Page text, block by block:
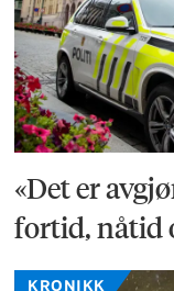
«Det er
fortid, nåtid
KRONIKK